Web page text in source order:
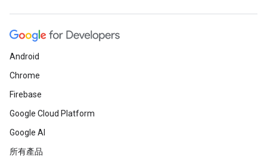
Android
Chrome
Firebase
Google Cloud Platform
Google AI
所有產品